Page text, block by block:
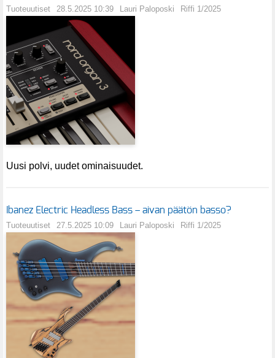
Tuoteuutiset 28.5.2025 10:39 Lauri Paloposki Riffi 1/2025
Uusi polvi, uudet ominaisuudet.
Ibanez Electric Headless Bass – aivan päätön basso?
Tuoteuutiset 27.5.2025 10:09 Lauri Paloposki Riffi 1/2025